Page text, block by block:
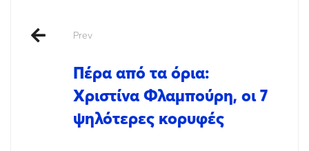
Prev
Πέρα από τα όρια:
Χριστίνα Φλαμπούρη, οι 7
ψηλότερες κορυφές